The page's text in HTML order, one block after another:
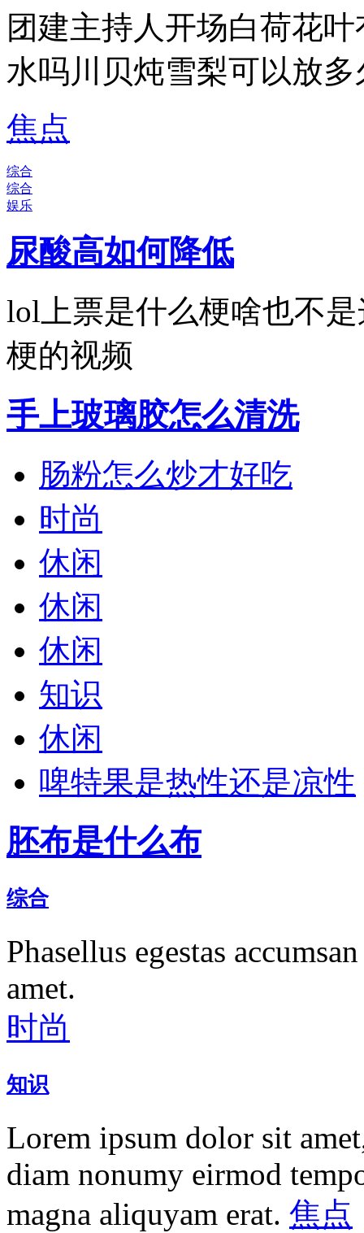
团建主持人开场白荷花
水吗川贝炖雪梨可以放多
焦点
综合
综合
娱乐
尿酸高如何降低
lol上票是什么梗啥也不
梗的视频
手上玻璃胶怎么清洗
肠粉怎么炒才好吃
时尚
休闲
休闲
休闲
知识
休闲
啤特果是热性还是凉性
胚布是什么布
综合
Phasellus egestas
amet.
时尚
知识
Lorem ipsum dolor sit
diam nonumy eirmod
magna aliquyam erat. 焦点